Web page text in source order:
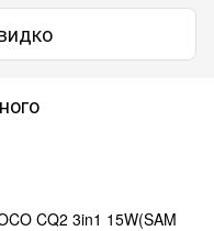
CQ2 3in1 15W(SAM